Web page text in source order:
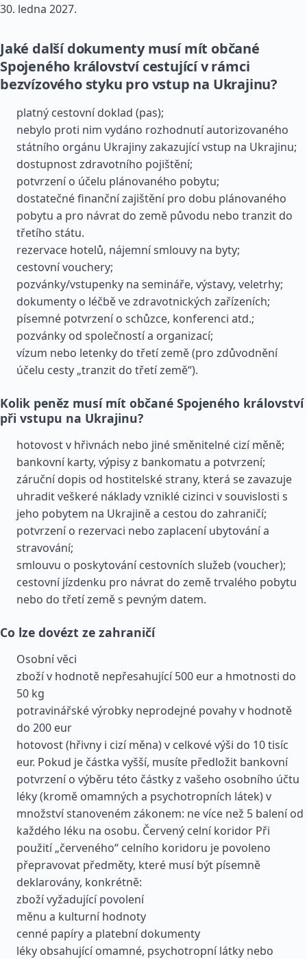
30. ledna 2027.
Jaké další dokumenty musí mít občané
Spojeného království cestující v rámci
bezvízového styku pro vstup na Ukrajinu?
platný cestovní doklad (pas);
nebylo proti nim vydáno rozhodnutí autorizovaného
státního orgánu Ukrajiny zakazující vstup na Ukrajinu;
dostupnost zdravotního pojištění;
potvrzení o účelu plánovaného pobytu;
dostatečné finanční zajištění pro dobu plánovaného
pobytu a pro návrat do země původu nebo tranzit do
třetího státu.
rezervace hotelů, nájemní smlouvy na byty;
cestovní vouchery;
pozvánky/vstupenky na semináře, výstavy, veletrhy;
dokumenty o léčbě ve zdravotnických zařízeních;
písemné potvrzení o schůzce, konferenci atd.;
pozvánky od společností a organizací;
vízum nebo letenky do třetí země (pro zdůvodnění
účelu cesty „tranzit do třetí země“).
Kolik peněz musí mít občané Spojeného království
při vstupu na Ukrajinu?
hotovost v hřivnách nebo jiné směnitelné cizí měně;
bankovní karty, výpisy z bankomatu a potvrzení;
záruční dopis od hostitelské strany, která se zavazuje
uhradit veškeré náklady vzniklé cizinci v souvislosti s
jeho pobytem na Ukrajině a cestou do zahraničí;
potvrzení o rezervaci nebo zaplacení ubytování a
stravování;
smlouvu o poskytování cestovních služeb (voucher);
cestovní jízdenku pro návrat do země trvalého pobytu
nebo do třetí země s pevným datem.
Co lze dovézt ze zahraničí
Osobní věci
zboží v hodnotě nepřesahující 500 eur a hmotnosti do
50 kg
potravinářské výrobky neprodejné povahy v hodnotě
do 200 eur
hotovost (hřivny i cizí měna) v celkové výši do 10 tisíc
eur. Pokud je částka vyšší, musíte předložit bankovní
potvrzení o výběru této částky z vašeho osobního účtu
léky (kromě omamných a psychotropních látek) v
množství stanoveném zákonem: ne více než 5 balení od
každého léku na osobu. Červený celní koridor Při
použití „červeného“ celního koridoru je povoleno
přepravovat předměty, které musí být písemně
deklarovány, konkrétně:
zboží vyžadující povolení
měnu a kulturní hodnoty
cenné papíry a platební dokumenty
léky obsahující omamné, psychotropní látky nebo